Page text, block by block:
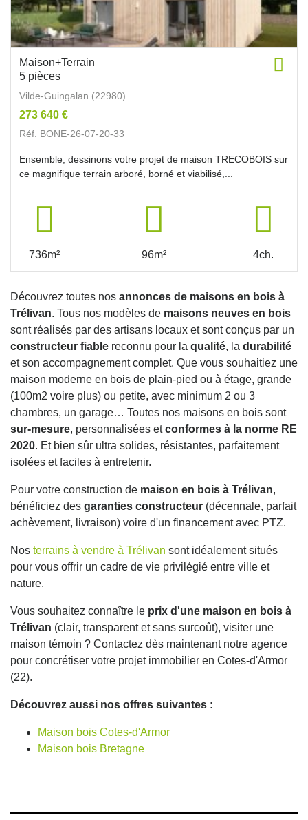
Maison+Terrain
5 pièces
Vilde-Guingalan (22980)
273 640 €
Réf. BONE-26-07-20-33
Ensemble, dessinons votre projet de maison TRECOBOIS sur
ce magnifique terrain arboré, borné et viabilisé,...
736m² 96m² 4ch.
Découvrez toutes nos annonces de maisons en bois à
Trélivan. Tous nos modèles de maisons neuves en bois
sont réalisés par des artisans locaux et sont conçus par un
constructeur fiable reconnu pour la qualité, la durabilité
et son accompagnement complet. Que vous souhaitiez une
maison moderne en bois de plain-pied ou à étage, grande
(100m2 voire plus) ou petite, avec minimum 2 ou 3
chambres, un garage… Toutes nos maisons en bois sont
sur-mesure, personnalisées etconformes à la norme RE
2020. Et bien sûr ultra solides, résistantes, parfaitement
isolées et faciles à entretenir.
Pour votre construction de maison en bois à Trélivan,
bénéficiez des garanties constructeur (décennale, parfait
achèvement, livraison) voire d'un financement avec PTZ.
Nos terrains à vendre à Trélivan sont idéalement situés
pour vous offrir un cadre de vie privilégié entre ville et
nature.
Vous souhaitez connaître le prix d'une maison en bois à
Trélivan (clair, transparent et sans surcoût), visiter une
maison témoin ? Contactez dès maintenant notre agence
pour concrétiser votre projet immobilier en Cotes-d'Armor
(22).
Découvrez aussi nos offres suivantes :
Maison bois Cotes-d'Armor
Maison bois Bretagne